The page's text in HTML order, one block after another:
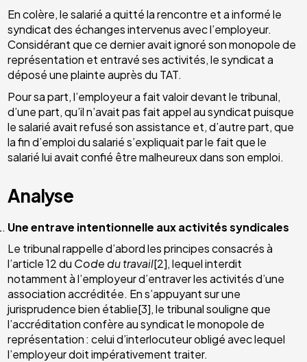
En colère, le salarié a quitté la rencontre et a informé le
syndicat des échanges intervenus avec l’employeur.
Considérant que ce dernier avait ignoré son monopole de
représentation et entravé ses activités, le syndicat a
déposé une plainte auprès du TAT.
Pour sa part, l’employeur a fait valoir devant le tribunal,
d’une part, qu’il n’avait pas fait appel au syndicat puisque
le salarié avait refusé son assistance et, d’autre part, que
la fin d’emploi du salarié s’expliquait par le fait que le
salarié lui avait confié être malheureux dans son emploi.
Analyse
Une entrave intentionnelle aux activités syndicales
Le tribunal rappelle d’abord les principes consacrés à
l’article 12 du Code du travail[2], lequel interdit
notamment à l’employeur d’entraver les activités d’une
association accréditée. En s’appuyant sur une
jurisprudence bien établie[3], le tribunal souligne que
l’accréditation confère au syndicat le monopole de
représentation : celui d’interlocuteur obligé avec lequel
l’employeur doit impérativement traiter.